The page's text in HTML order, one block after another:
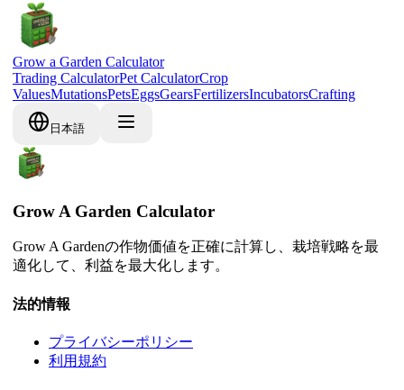
Grow a Garden Calculator
Trading CalculatorPet CalculatorCrop
ValuesMutationsPetsEggsGearsFertilizersIncubatorsCrafting
日本語
Grow A Garden Calculator
Grow A Gardenの作物価値を正確に計算し、栽培戦略を最
適化して、利益を最大化します。
法的情報
プライバシーポリシー
利用規約